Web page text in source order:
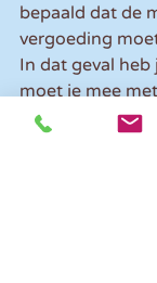
bepaald dat de
vergoeding
In dat geval heb
moet je mee